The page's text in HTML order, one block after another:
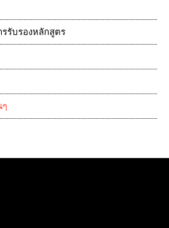
รับรองหลักสูตร